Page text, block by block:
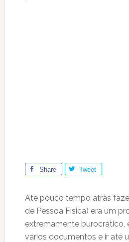
Share Tweet
Até pouco tempo atrás
de Pessoa Física) era um
extremamente burocrático,
vários documentos e ir até